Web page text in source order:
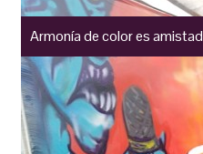
Armonía de color es amistad